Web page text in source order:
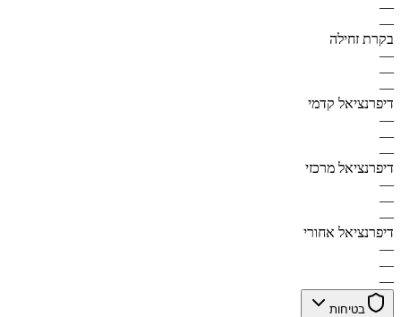
—
—
בקרת זחילה
—
—
—
דיפרנציאל קדמי
—
—
—
דיפרנציאל מרכזי
—
—
—
דיפרנציאל אחורי
—
—
—
בטיחות